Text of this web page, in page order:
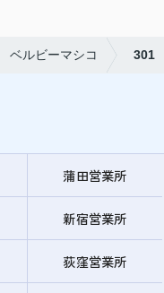
ベルビーマシコ 301
蒲田営業所
新宿営業所
荻窪営業所